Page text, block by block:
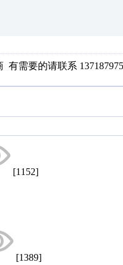
需要的请联系
[1152]
[1389]